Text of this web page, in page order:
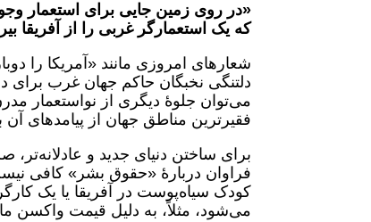
«در روی زمین جایی برای استعمار
که یک استعمارگر غربی را از آفریقا
شعارهای امروزی مانند «آمریکا را
دلتنگی نخبگان حاکم جهان غرب برای
می‌توان جلوۀ دیگری از نواستعمار
فقیرترین مناطق جهان از پیامدهای
برای ساختن دنیای جدید و
فراوان دربارۀ «حقوق بشر» کافی
کودک سیاه‌پوست در آفریقا یا یک
می‌شود، مثلاً، به دلیل قیمت واکسن مالاریا یا کووید-۱۹ و موارد مشابه،